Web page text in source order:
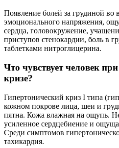
Появление болей за грудиной во
эмоционального напряжения,
сердца, головокружение,
приступов стенокардии, боль в
таблетками нитроглицерина.
Что чувствует человек
кризе?
Гипертонический криз I типа
кожном покрове лица, шеи и
пятна. Кожа влажная на ощупь.
усиленное сердцебиение и
Среди симптомов
тахикардия.